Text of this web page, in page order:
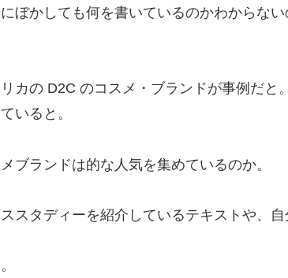
ぼかしても何を書いているのかわからな
カの D2C のコスメ・ブランドが事例だと
いると。
ブランドは的な人気を集めているのか。
スタディーを紹介しているテキストや、